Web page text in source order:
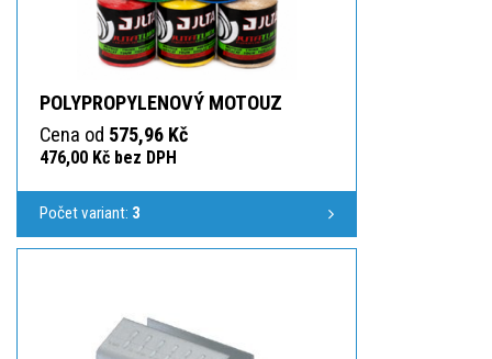
POLYPROPYLENOVÝ MOTOUZ
Cena od 575,96 Kč
476,00 Kč bez DPH
Počet variant: 3